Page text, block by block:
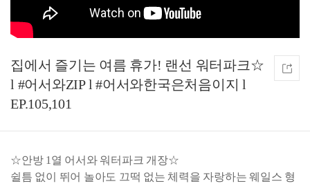
집에서 즐기는 여름 휴가! 랜선 워터파크☆
l #어서와ZIP l #어서와한국은처음이지 l
EP.105,101
☆안방 1열 어서와 워터파크 개장☆
쉴틈 없이 뛰어 놀아도 끄떡 없는 체력을 자랑하는 웨일스 형